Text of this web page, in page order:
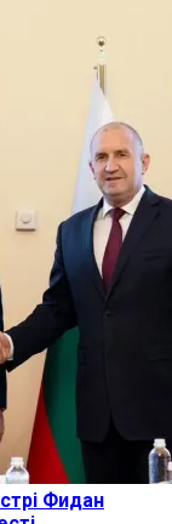
Фидан